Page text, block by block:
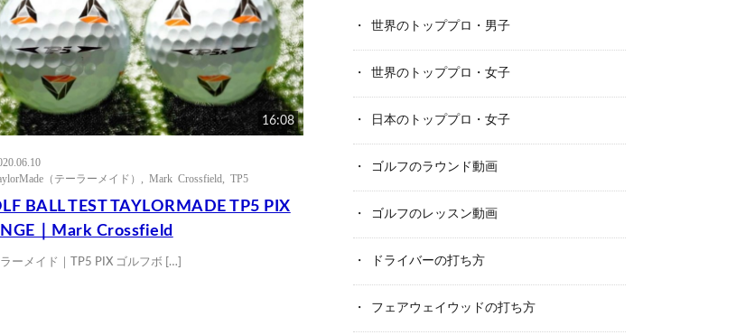
16:08
（テーラーメイド）
,Mark Crossfield ,TP5
BALL TEST TAYLORMADE TP5 PIX
｜Mark Crossfield
ーメイド｜TP5 PIX ゴルフボ […]
世界のトッププロ・男子
世界のトッププロ・女子
日本のトッププロ・女子
ゴルフのラウンド動画
ゴルフのレッスン動画
ドライバーの打ち方
フェアウェイウッドの打ち方